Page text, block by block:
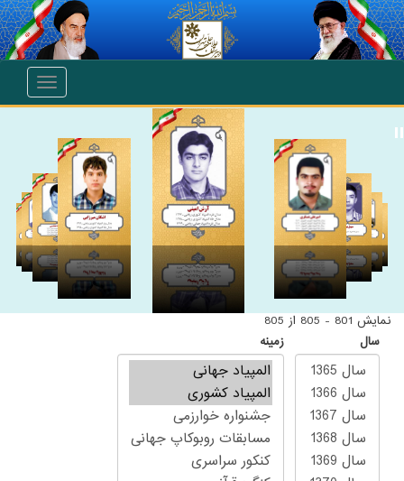
انتقال به محتوای اصلی
Toggle
نمایش 801 - 805 از 805
سال
زمینه